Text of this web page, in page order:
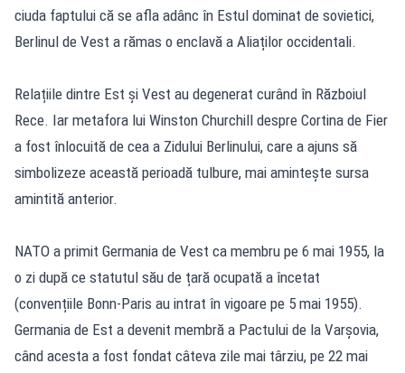
ciuda faptului că se afla adânc în Estul dominat de sovietici,
Berlinul de Vest a rămas o enclavă a Aliaților occidentali.
Relațiile dintre Est și Vest au degenerat curând în Războiul
Rece. Iar metafora lui Winston Churchill despre Cortina de Fier
a fost înlocuită de cea a Zidului Berlinului, care a ajuns să
simbolizeze această perioadă tulbure, mai amintește sursa
amintită anterior.
NATO a primit Germania de Vest ca membru pe 6 mai 1955, la
o zi după ce statutul său de țară ocupată a încetat
(convențiile Bonn-Paris au intrat în vigoare pe 5 mai 1955).
Germania de Est a devenit membră a Pactului de la Varșovia,
când acesta a fost fondat câteva zile mai târziu, pe 22 mai